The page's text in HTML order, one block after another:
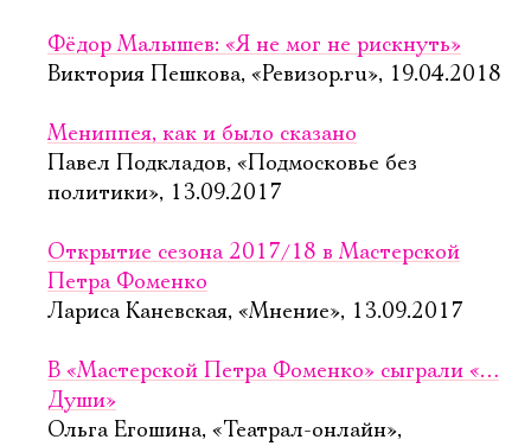
Фёдор Малышев: «Я не мог не рискнуть»
Виктория Пешкова, «Ревизор.ru», 19.04.2018
Мениппея, как и было сказано
Павел Подкладов, «Подмосковье без
политики», 13.09.2017
Открытие сезона 2017/18 в Мастерской
Петра Фоменко
Лариса Каневская, «Мнение», 13.09.2017
В «Мастерской Петра Фоменко» сыграли «…
Души»
Ольга Егошина, «Театрал-онлайн»,